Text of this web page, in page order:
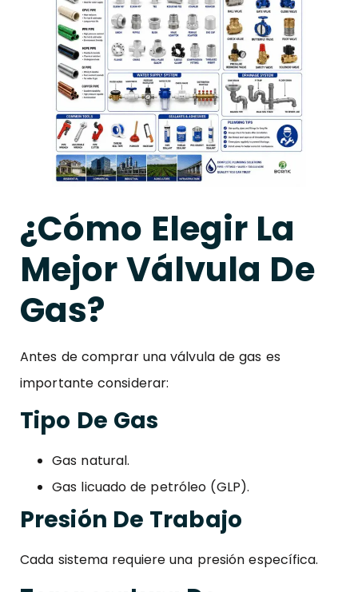
¿Cómo Elegir La
Mejor Válvula De
Gas?
Antes de comprar una válvula de gas es
importante considerar:
Tipo De Gas
Gas natural.
Gas licuado de petróleo (GLP).
Presión De Trabajo
Cada sistema requiere una presión específica.